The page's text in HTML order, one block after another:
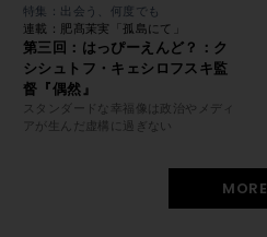
特集：出会う、何度でも
連載：肥髙茉実「孤島にて」
第三回：はっぴーえんど？：ク
シシュトフ・キェシロフスキ監
督『偶然』
スタンダードな幸福像は政治やメディ
アが生んだ虚構に過ぎない
MORE